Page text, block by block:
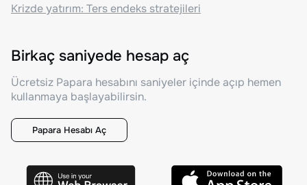
Krizde yatırım: Ters endeks stratejileri
Birkaç saniyede hesap aç
Ücretsiz Papara hesabını saniyeler içinde açıp hemen
kullanmaya başlayabilirsin.
Papara Hesabı Aç